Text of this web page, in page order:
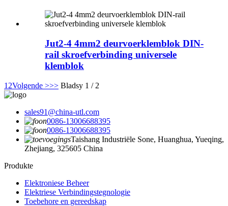
Jut2-4 4mm2 deurvoerklemblok DIN-
rail skroefverbinding universele
klemblok
1 2Volgende >>> Bladsy 1 / 2
sales91@china-utl.com
0086-13006688395
0086-13006688395
Taishang Industriële Sone, Huanghua, Yueqing,
Zhejiang, 325605 China
Produkte
Elektroniese Beheer
Elektriese Verbindingstegnologie
Toebehore en gereedskap